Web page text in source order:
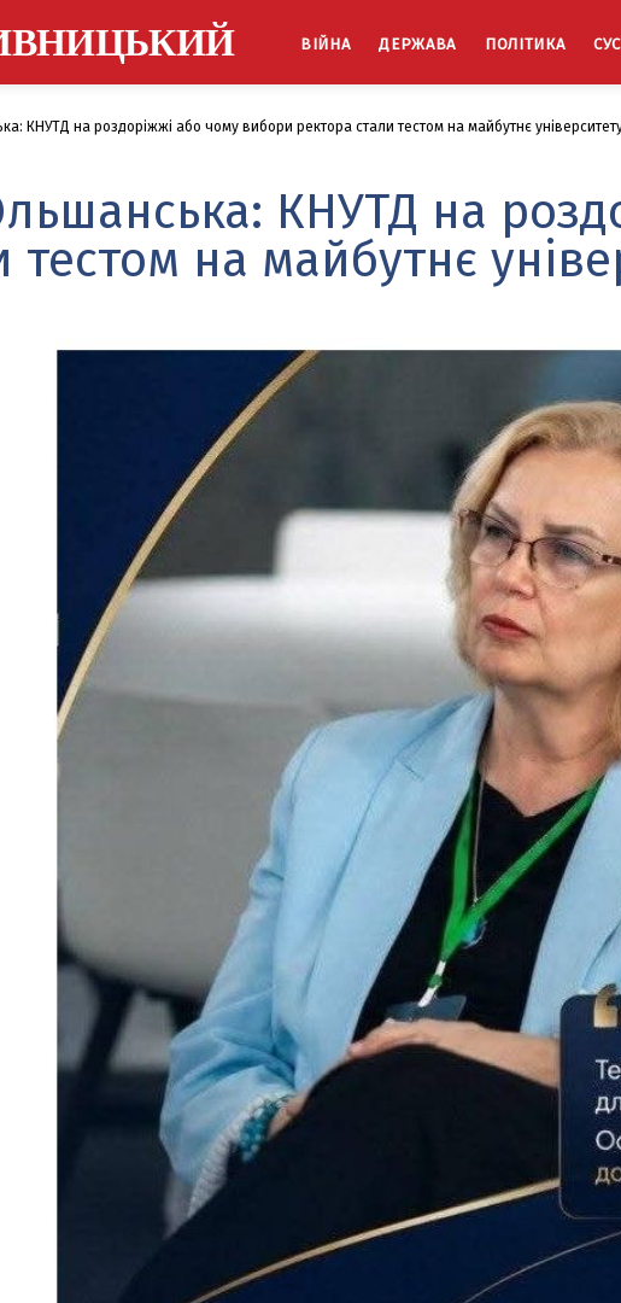
ВІЙНА ДЕРЖАВА ПОЛІТИКА
КНУТД на роздоріжжі або чому вибори ректора стали тестом на майбутнє
КНУТД на
тестом на майбутнє